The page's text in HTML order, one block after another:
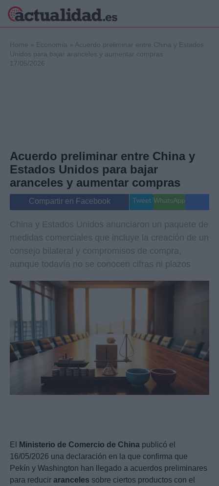
Internacional
Viajes
Gente
Musica
Home » Economía » Acuerdo preliminar entre China y Estados
Unidos para bajar aranceles y aumentar compras
17/05/2026
Acuerdo preliminar entre China y
Estados Unidos para bajar
aranceles y aumentar compras
Compartir en Facebook Tweet WhatsApp
China y Estados Unidos anunciaron un paquete de
medidas comerciales que incluye la creación de un
consejo bilateral y compromisos de compra,
aunque todavía no se conocen cifras ni plazos
El Ministerio de Comercio de China publicó el
16/05/2026 una declaración en la que confirma que
Pekín y Washington han llegado a acuerdos preliminares
para reducir aranceles sobre ciertos productos con el